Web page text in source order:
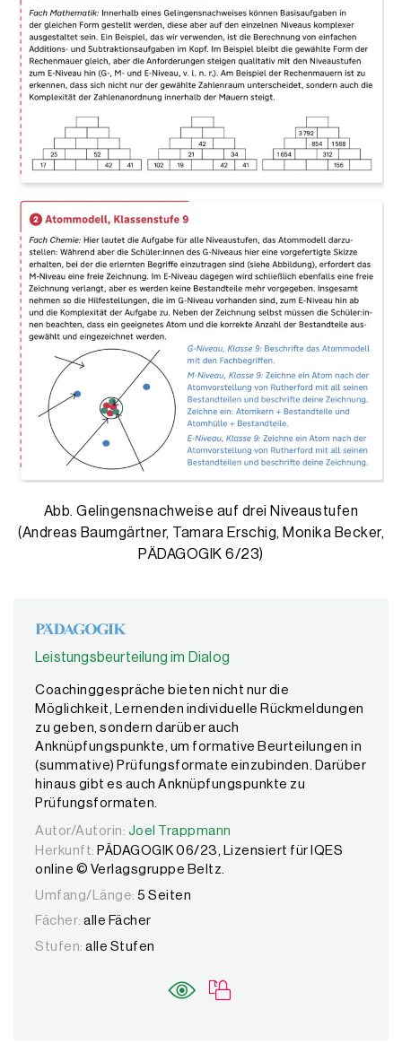
Abb. Gelingensnachweise auf drei Niveaustufen
(Andreas Baumgärtner, Tamara Erschig, Monika Becker,
PÄDAGOGIK 6/23)
Leistungsbeurteilung im Dialog
Coachinggespräche bieten nicht nur die
Möglichkeit, Lernenden individuelle Rückmeldungen
zu geben, sondern darüber auch
Anknüpfungspunkte, um formative Beurteilungen in
(summative) Prüfungsformate einzubinden. Darüber
hinaus gibt es auch Anknüpfungspunkte zu
Prüfungsformaten.
Autor/Autorin: Joel Trappmann
Autor/Autorin: Joel Trappmann
Herkunft: PÄDAGOGIK 06/23, Lizensiert für IQES
online © Verlagsgruppe Beltz.
Umfang/Länge: 5 Seiten
Fächer: alle Fächer
Stufen: alle Stufen